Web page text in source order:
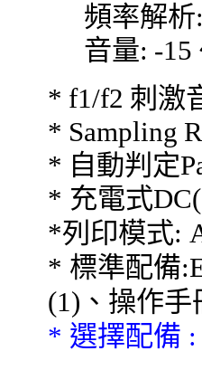
頻率解析
音量: -15
* f1/f2 刺激
* Sampling
* 自動判定
* 充電式
*列印模式:
* 標準配備
(1) 、操作手
* 選擇配備